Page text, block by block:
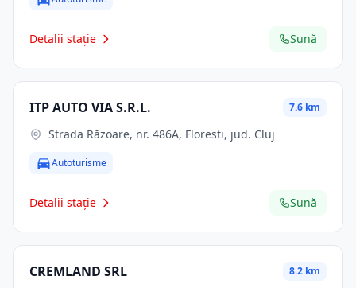
Detalii stație Sună
ITP AUTO VIA S.R.L. 7.6 km
Strada Răzoare, nr. 486A, Floresti, jud. Cluj
Autoturisme
Detalii stație Sună
CREMLAND SRL 8.2 km